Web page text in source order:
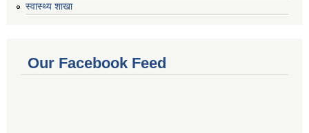
स्वास्थ्य शाखा
Our Facebook Feed